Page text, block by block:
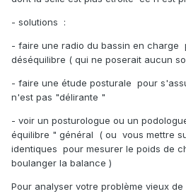
- solutions :
- faire une radio du bassin en charge
déséquilibre ( qui ne poserait aucun
- faire une étude posturale pour
n'est pas "délirante "
- voir un posturologue ou un
équilibre " général ( ou vous mettre
identiques pour mesurer le poids de
boulanger la balance )
Pour analyser votre problème vieux